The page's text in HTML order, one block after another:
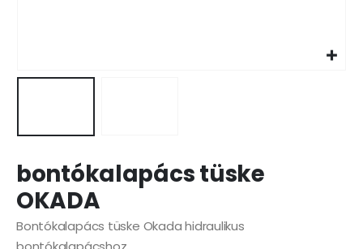
bontókalapács tüske
OKADA
Bontókalapács tüske Okada hidraulikus